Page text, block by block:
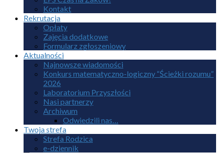
Kontakt
Rekrutacja
Opłaty
Zajęcia dodatkowe
Formularz zgłoszeniowy
Aktualności
Najnowsze wiadomości
Konkurs matematyczno-logiczny “Ścieżki rozumu”
2026
Laboratorium Przyszłości
Nasi partnerzy
Archiwum
Odwiedzili nas…
Twoja strefa
Strefa Rodzica
e-dziennik